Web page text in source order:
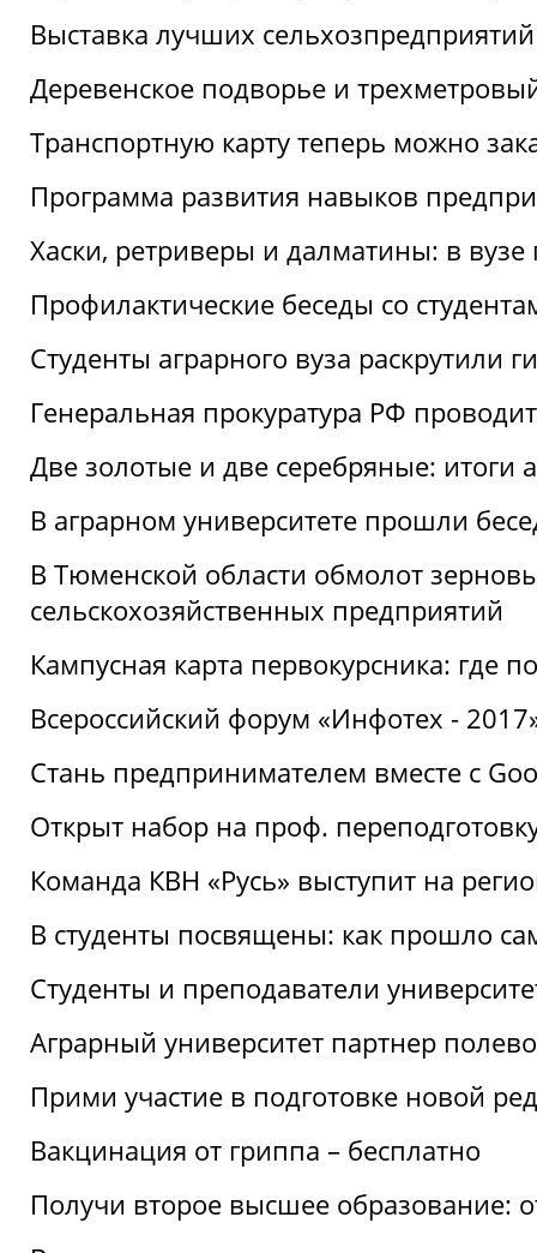
Выставка лучших
Деревенское подворье и
Транспортную карту теперь можно
Программа развития навыков
Хаски, ретриверы и далматины: в вузе
Профилактические беседы со
Студенты аграрного вуза раскрутили
Генеральная прокуратура РФ
Две золотые и две серебряные:
В аграрном университете прошли
В Тюменской области обмолот
сельскохозяйственных предприятий
Кампусная карта первокурсника: где
Всероссийский форум «Инфотех -
Стань предпринимателем вместе с
Открыт набор на проф.
Команда КВН «Русь» выступит на
В студенты посвящены: как прошло
Студенты и преподаватели
Аграрный университет партнер
Прими участие в подготовке новой
Вакцинация от гриппа – бесплатно
Получи второе высшее образование: